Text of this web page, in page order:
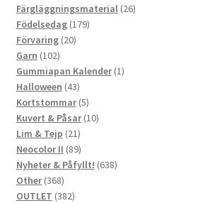
produkter
Färgläggningsmaterial 2626
Födelsedag 179179
Förvaring 2020
Garn 102102
produkter
Gummiapan Kalender 11
Halloween 4343
produkter
Kortstommar 55
produkter
Kuvert & Påsar 1010
Lim & Tejp 2121
produkter
Neocolor II 8989
produkter
Nyheter & Påfyllt! 638638
Other 368368
produkter
OUTLET 382382